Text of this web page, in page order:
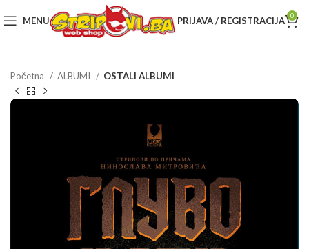
MENU PRIJAVA / REGISTRACIJA 0
Početna ALBUMI OSTALI ALBUMI